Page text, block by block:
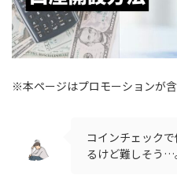
※本ページはプロモーションが含
コインチェック
るけど難しそう…